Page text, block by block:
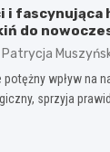
i fascynująca
do
Patrycja
wpływ na
sprzyja